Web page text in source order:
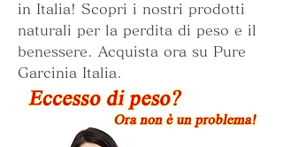
in Italia! Scopri i nostri prodotti
naturali per la perdita di peso e il
benessere. Acquista ora su Pure
Garcinia Italia.